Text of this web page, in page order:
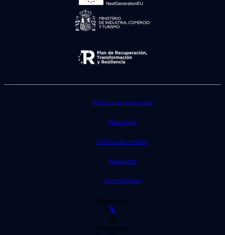
Política de privacidad
Nota legal
Política de cookies
Mapa web
Accesibilidad
Facebook
X
Instagram